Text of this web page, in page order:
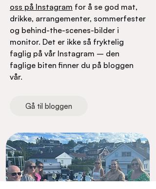
oss på Instagram for å se god mat,
drikke, arrangementer, sommerfester
og behind-the-scenes-bilder i
monitor. Det er ikke så fryktelig
faglig på vår Instagram – den
faglige biten finner du på bloggen
vår.
Gå til bloggen